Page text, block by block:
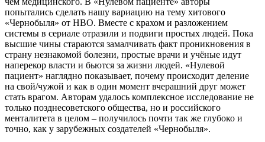
попытались сделать нашу вариацию на тему хитового
«Чернобыля» от HBO. Вместе с крахом и разложением
системы в сериале отразили и подвиги простых людей. Пока
высшие чины стараются замалчивать факт проникновения в
страну незнакомой болезни, простые врачи и учёные идут
наперекор власти и бьются за жизни людей. «Нулевой
пациент» наглядно показывает, почему происходит деление
на свой/чужой и как в один момент вчерашний друг может
стать врагом. Авторам удалось комплексное исследование не
только позднесоветского общества, но и российского
менталитета в целом – получилось почти так же глубоко и
точно, как у зарубежных создателей «Чернобыля».